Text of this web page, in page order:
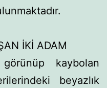
İKİ ADAM
kaybolan
beyazlık